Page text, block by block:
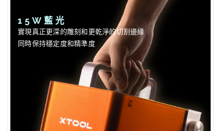
15W藍光
實現真正更深的雕刻和更乾淨的切割邊緣
同時保持穩定度和精準度